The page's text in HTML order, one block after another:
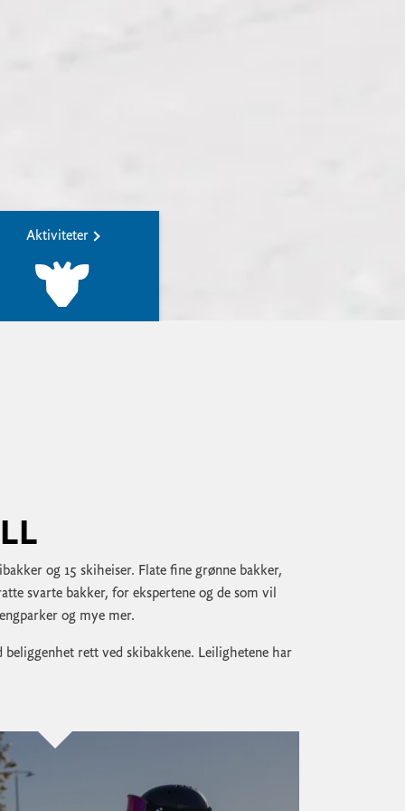
Aktiviteter
og 15 skiheiser. Flate fine grønne bakker,
svarte bakker, for ekspertene og de som vil
og mye mer.
rett ved skibakkene. Leilighetene har